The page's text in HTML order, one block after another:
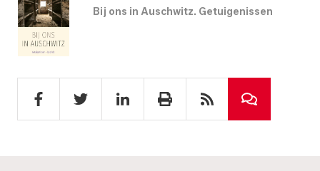
Bij ons in Auschwitz. Getuigenissen